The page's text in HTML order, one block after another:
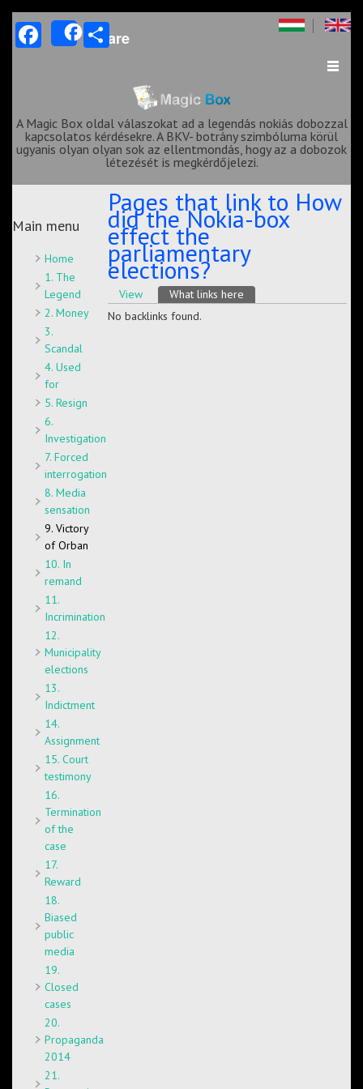
Facebook
ShareShare
A Magic Box oldal válaszokat ad a legendás nokiás dobozzal
kapcsolatos kérdésekre. A BKV- botrány szimbóluma körül
ugyanis olyan olyan sok az ellentmondás, hogy az a dobozok
létezését is megkérdőjelezi.
Main menu
Home
1. The
Legend
2. Money
3.
Scandal
4. Used
for
5. Resign
6.
Investigation
7. Forced
interrogation
8. Media
sensation
9. Victory
of Orban
10. In
remand
11.
Incrimination
12.
Municipality
elections
13.
Indictment
14.
Assignment
15. Court
testimony
16.
Termination
of the
case
17.
Reward
18.
Biased
public
media
19.
Closed
cases
20.
Propaganda
2014
21.
Pages that link to How
did the Nokia-box
effect the
parliamentary
elections?
Primary tabs
View What links here
No backlinks found.